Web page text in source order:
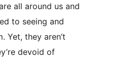
all around us and
to seeing and
Yet, they aren’t
devoid of